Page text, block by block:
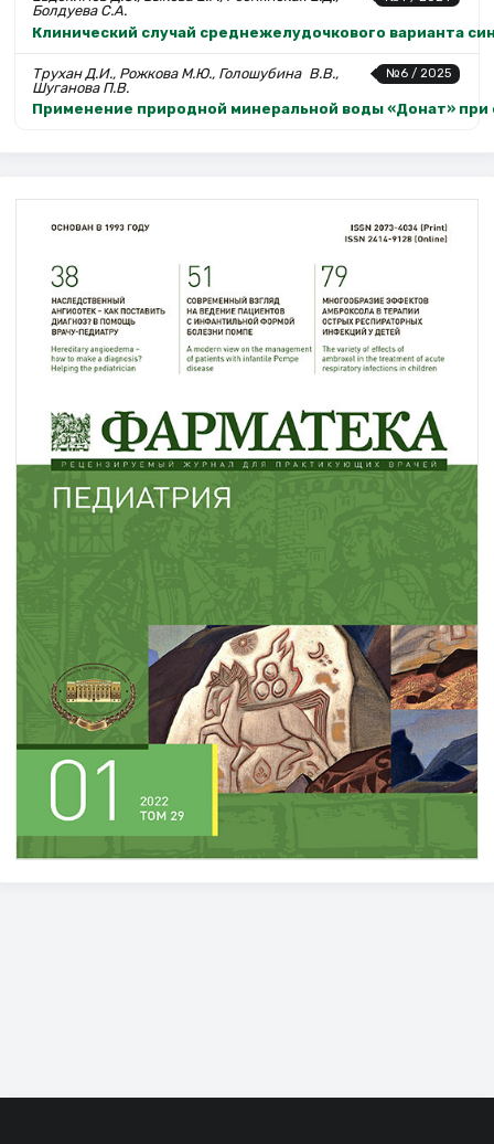
Болдуева С.А.
Клинический случай среднежелудочкового варианта
№6 / 2025
Трухан Д.И., Рожкова М.Ю., Голошубина В.В.,
Шуганова П.В.
Применение природной минеральной воды «Донат» при